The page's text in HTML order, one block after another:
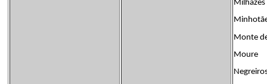
Milhazes
Monte
Moure